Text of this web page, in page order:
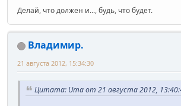
Делай, что должен и..., будь, что будет.
Владимир.
21 августа 2012, 15:34:30
Цитата: Uma от 21 августа 2012,